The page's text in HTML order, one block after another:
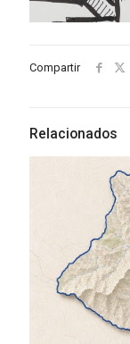
Compartir
Relacionados